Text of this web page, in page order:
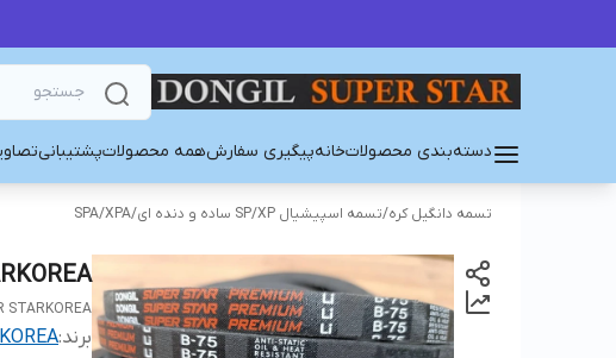
دسته‌بندی محصولاتخانهپیگیری سفارشهمه محصولاتپشتیبانی
تسمه دانگیل کره/تسمه اسپیشیال SP/XP ساده و دنده ای /
SPA/XPA
STARKOREA
برند: